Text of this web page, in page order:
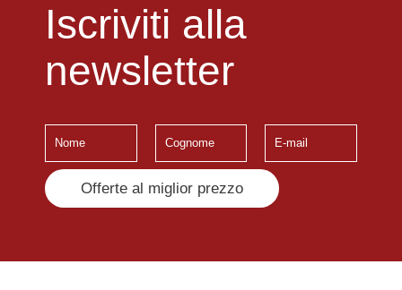
Iscriviti alla
newsletter
Offerte al miglior prezzo